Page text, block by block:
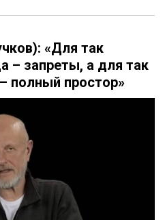
«Для так
– запреты, а для так
полный простор»